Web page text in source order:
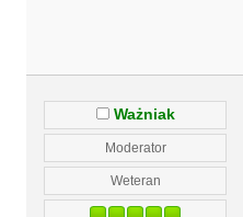
Ważniak
Moderator
Weteran